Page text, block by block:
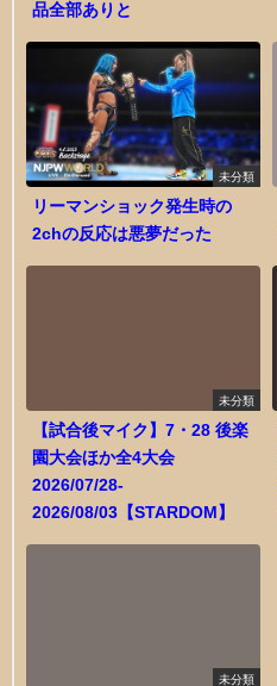
品全部ありと
未分類
リーマンショック発生時の
2chの反応は悪夢だった
未分類
【試合後マイク】7・28 後楽
園大会ほか全4大会
2026/07/28-
2026/08/03【STARDOM】
未分類